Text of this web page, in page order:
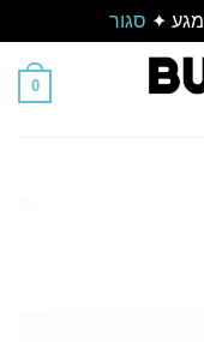
מגע ✦ סגור
0